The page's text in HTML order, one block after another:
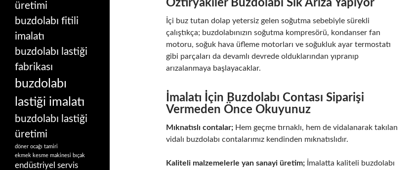
Öztiryakiler Buzdolabı Sık Arıza Yapıyor
İçi buz tutan dolap yetersiz gelen soğutma sebebiyle sürekli
çalıştıkça; buzdolabınızın soğutma kompresörü, kondanser fan
motoru, soğuk hava üfleme motorları ve soğukluk ayar termostatı
gibi parçaları da devamlı devrede olduklarından yıpranıp
arızalanmaya başlayacaklar.
İmalatı İçin Buzdolabı Contası Siparişi
Vermeden Önce Okuyunuz
Mıknatıslı contalar; Hem geçme tırnaklı, hem de vidalanarak takılan
vidalı buzdolabı contalarımız kendinden mıknatıslıdır.
Kaliteli malzemelerle yan sanayi üretim; İmalatta kaliteli buzdolabı
üretimi
buzdolabı fitili
imalatı
buzdolabı lastiği
fabrikası
buzdolabı
lastiği imalatı
buzdolabı lastiği
üretimi
döner ocağı tamiri
ekmek kesme makinesi bıçak
endüstriyel servis